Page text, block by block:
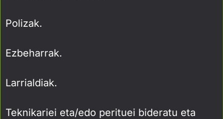
Polizak.
Ezbeharrak.
Larrialdiak.
Teknikariei eta/edo perituei bideratu eta